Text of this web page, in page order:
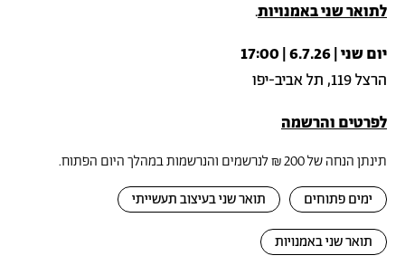
לתואר שני באמנויות.
יום שני | 6.7.26 | 17:00
הרצל 119, תל אביב-יפו
לפרטים והרשמה
תינתן הנחה של 200 ₪ לנרשמים והנרשמות במהלך היום הפתוח.
ימים פתוחים
תואר שני בעיצוב תעשייתי
תואר שני באמנויות